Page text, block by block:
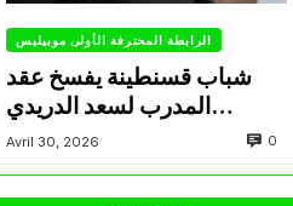
الرابطة المحترفة الأولى موبيليس
شباب قسنطينة يفسخ عقد
المدرب لسعد الدريدي
بالتراضي
Avril 30, 2026 0